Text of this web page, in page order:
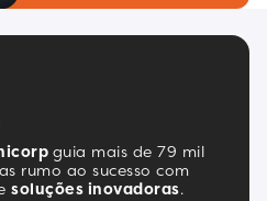
guia mais de 79 mil
rumo ao sucesso com
soluções inovadoras.